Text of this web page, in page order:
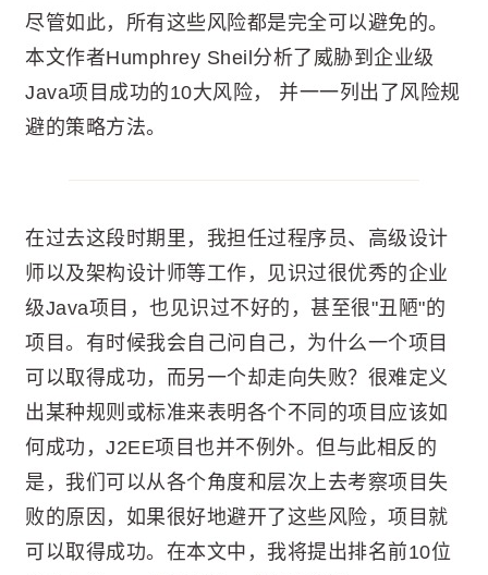
尽管如此，所有这些风险都是完全可以避免的。
本文作者Humphrey Sheil分析了威胁到企业级
Java项目成功的10大风险， 并一一列出了风险规
避的策略方法。
在过去这段时期里，我担任过程序员、高级设计
师以及架构设计师等工作，见识过很优秀的企业
级Java项目，也见识过不好的，甚至很"丑陋"的
项目。有时候我会自己问自己，为什么一个项目
可以取得成功，而另一个却走向失败？很难定义
出某种规则或标准来表明各个不同的项目应该如
何成功，J2EE项目也并不例外。但与此相反的
是，我们可以从各个角度和层次上去考察项目失
败的原因，如果很好地避开了这些风险，项目就
可以取得成功。在本文中，我将提出排名前10位